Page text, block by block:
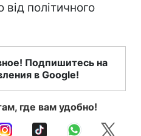
політичного
Подпишитесь на
в Google!
где вам удобно!